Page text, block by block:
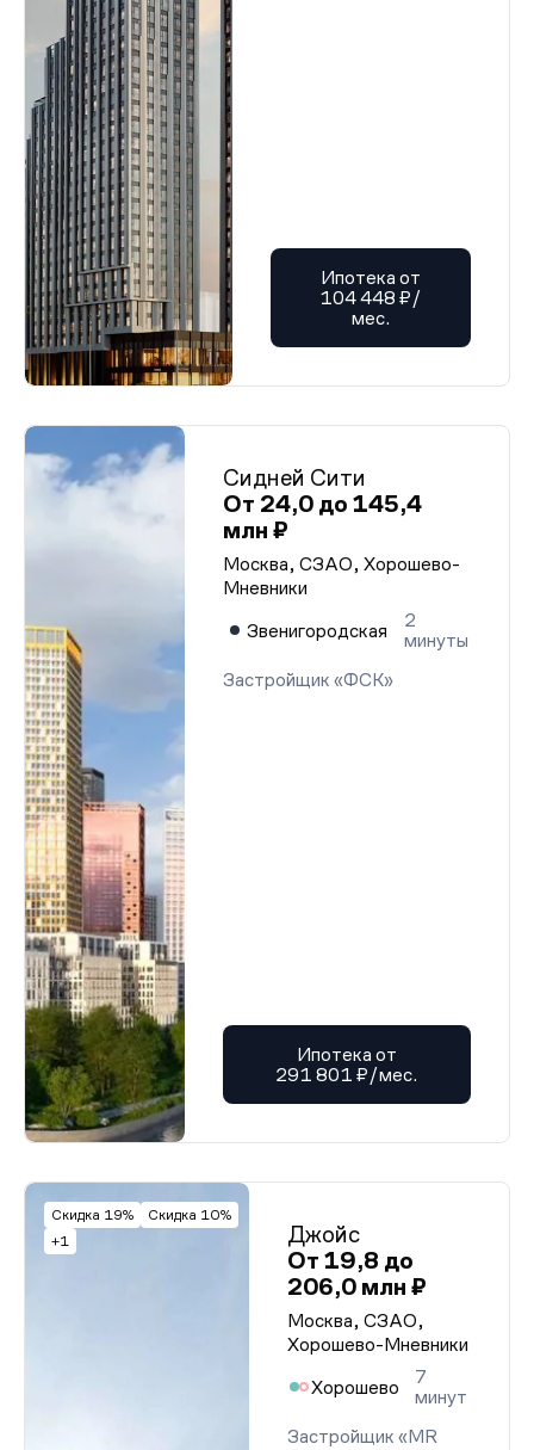
Ипотека от
104 448 ₽/
мес.
Сидней Сити
От 24,0 до 145,4
млн ₽
Москва, СЗАО, Хорошево-
Мневники
Звенигородская
2
минуты
Застройщик «ФСК»
Ипотека от
291 801 ₽/мес.
Скидка 19%
Скидка 10%
+1
Джойс
От 19,8 до
206,0 млн ₽
Москва, СЗАО,
Хорошево-Мневники
Хорошево
7
минут
Застройщик «MR